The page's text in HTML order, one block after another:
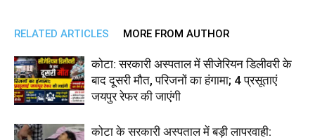
RELATED ARTICLES MORE FROM AUTHOR
कोटा: सरकारी अस्पताल में सीजेरियन डिलीवरी के
बाद दूसरी मौत, परिजनों का हंगामा; 4 प्रसूताएं
जयपुर रेफर की जाएंगी
कोटा के सरकारी अस्पताल में बड़ी लापरवाही: